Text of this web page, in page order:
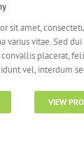
sit amet,
varius vitae. Sed
placerat,
vel, interdum
VIEW